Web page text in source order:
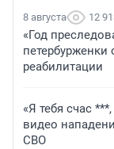
8 августа 12
«Год
реабилитации
«Я тебя счас
видео
СВО